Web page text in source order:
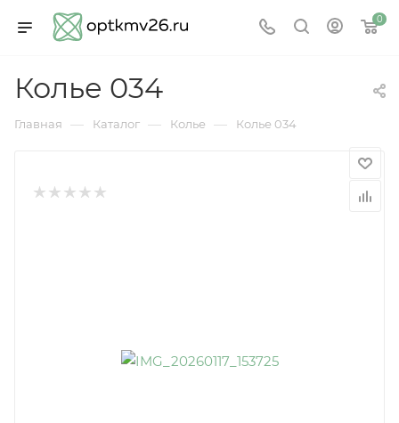
0
Колье 034
Главная — Каталог — Колье — Колье 034